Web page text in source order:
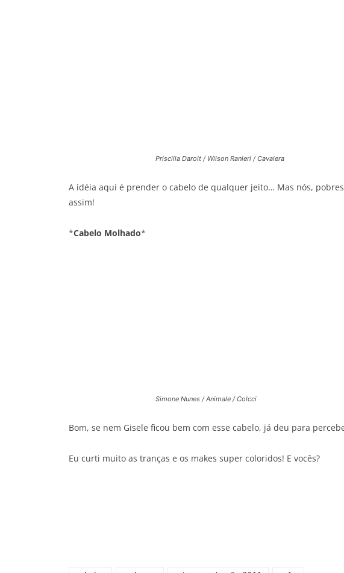
Priscilla Darolt / Wilson Ranieri / Cavalera
A idéia aqui é prender o cabelo de qualquer jeito… Mas nós,
assim!
*Cabelo Molhado*
Simone Nunes / Animale / Colcci
Bom, se nem Gisele ficou bem com esse cabelo, já deu para
Eu curti muito as tranças e os makes super coloridos! E vocês?